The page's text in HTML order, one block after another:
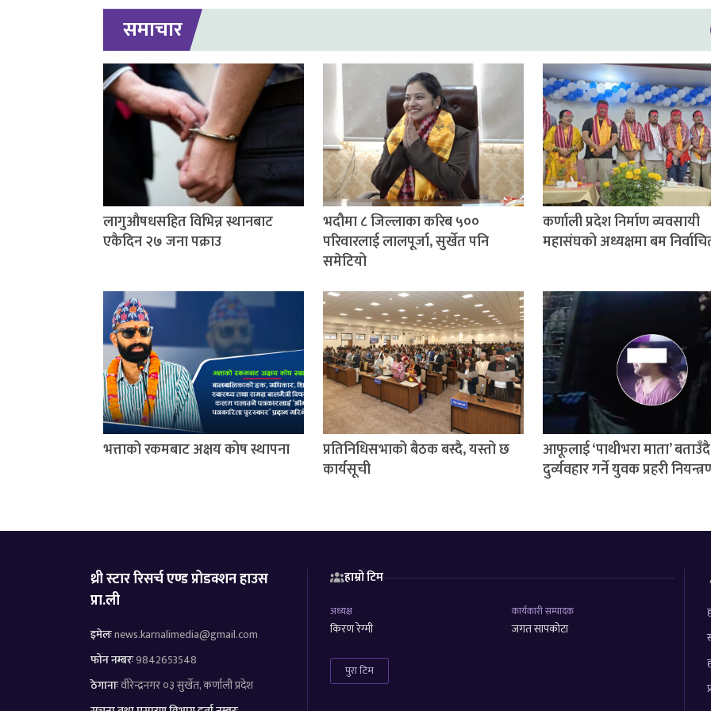
समाचार
लागुऔषधसहित विभिन्न स्थानबाट
एकैदिन २७ जना पक्राउ
भदौमा ८ जिल्लाका करिब ५००
परिवारलाई लालपूर्जा, सुर्खेत पनि
समेटियो
कर्णाली प्रदेश निर्माण व्यवसायी
महासंघको अध्यक्षमा बम
भत्ताको रकमबाट अक्षय कोष स्थापना
प्रतिनिधिसभाको बैठक बस्दै, यस्तो छ
कार्यसूची
आफूलाई ‘पाथीभरा माता’ बताउँदै
दुर्व्यवहार गर्ने युवक प्रहरी
थ्री स्टार रिसर्च एण्ड प्रोडक्शन हाउस
प्रा.ली
इमेलःnews.karnalimedia@gmail.com
फोन नम्बरः9842653548
ठेगानाःवीरेन्द्रनगर ०३ सुर्खेत, कर्णाली प्रदेश
हाम्रो टिम
अध्यक्ष
किरण रेग्मी
कार्यकारी सम्पादक
जगत सापकोटा
पुरा टिम